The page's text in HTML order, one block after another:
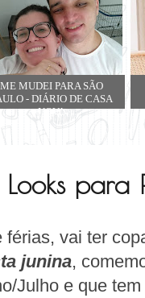
ME MUDEI PARA SÃO
- DIÁRIO DE CASA
NOVA
Looks para
férias, vai ter
junina,
Julho e que